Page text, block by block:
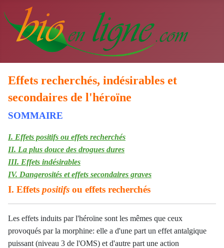
Effets recherchés, indésirables et
secondaires de l'héroïne
SOMMAIRE
I. Effets positifs ou effets recherchés
II. La plus douce des drogues dures
III. Effets indésirables
IV. Dangerosités et effets secondaires graves
I. Effets positifs ou effets recherchés
Les effets induits par l'héroïne sont les mêmes que ceux
provoqués par la morphine: elle a d'une part un effet antalgique
puissant (niveau 3 de l'OMS) et d'autre part une action